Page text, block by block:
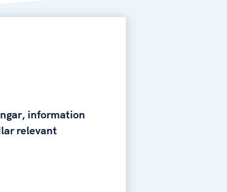
information
relevant